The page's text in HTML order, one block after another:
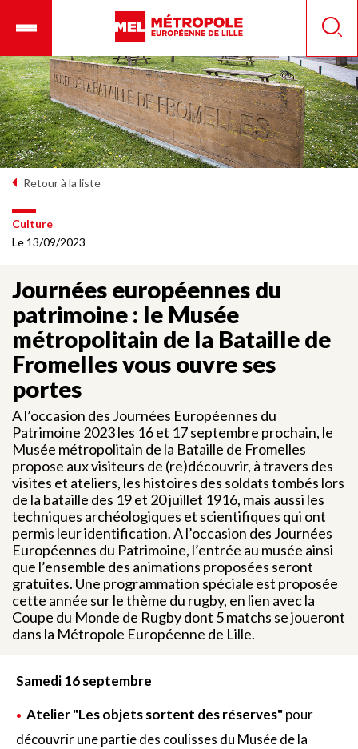
principal
mobile
Retour à la liste
Culture
Le 13/09/2023
Journées européennes du
patrimoine : le Musée
métropolitain de la Bataille de
Fromelles vous ouvre ses
portes
A l’occasion des Journées Européennes du
Patrimoine 2023 les 16 et 17 septembre prochain, le
Musée métropolitain de la Bataille de Fromelles
propose aux visiteurs de (re)découvrir, à travers des
visites et ateliers, les histoires des soldats tombés lors
de la bataille des 19 et 20 juillet 1916, mais aussi les
techniques archéologiques et scientifiques qui ont
permis leur identification. A l’occasion des Journées
Européennes du Patrimoine, l’entrée au musée ainsi
que l’ensemble des animations proposées seront
gratuites. Une programmation spéciale est proposée
cette année sur le thème du rugby, en lien avec la
Coupe du Monde de Rugby dont 5 matchs se joueront
dans la Métropole Européenne de Lille.
Samedi 16 septembre
Atelier "Les objets sortent des réserves"pour
découvrir une partie des coulisses du Musée de la
Panneau de gestion des cookies